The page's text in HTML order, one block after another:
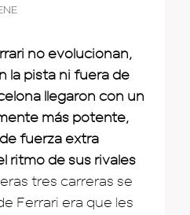
no evolucionan,
la pista ni fuera de
llegaron con un
más potente,
fuerza extra
ritmo de sus rivales
tres carreras se
Ferrari era que les